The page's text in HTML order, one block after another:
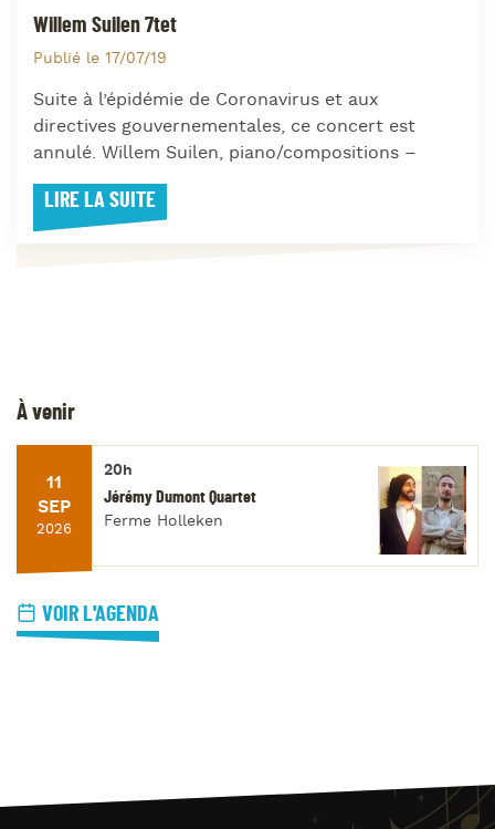
Willem Suilen 7tet
Publié le 17/07/19
Suite à l’épidémie de Coronavirus et aux
directives gouvernementales, ce concert est
annulé. Willem Suilen, piano/compositions –
LIRE LA SUITE
À venir
11
SEP
2026
20h
Jérémy Dumont Quartet
Ferme Holleken
VOIR L'AGENDA